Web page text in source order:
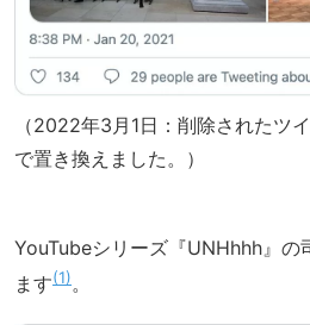
（2022年3月1日：削除されたツ
で置き換えました。）
YouTubeシリーズ『UNHhhh』の
ます 1 。